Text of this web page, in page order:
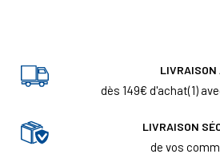
LIVRAISON
dès 149€ d'achat(1)
LIVRAISON
de vos